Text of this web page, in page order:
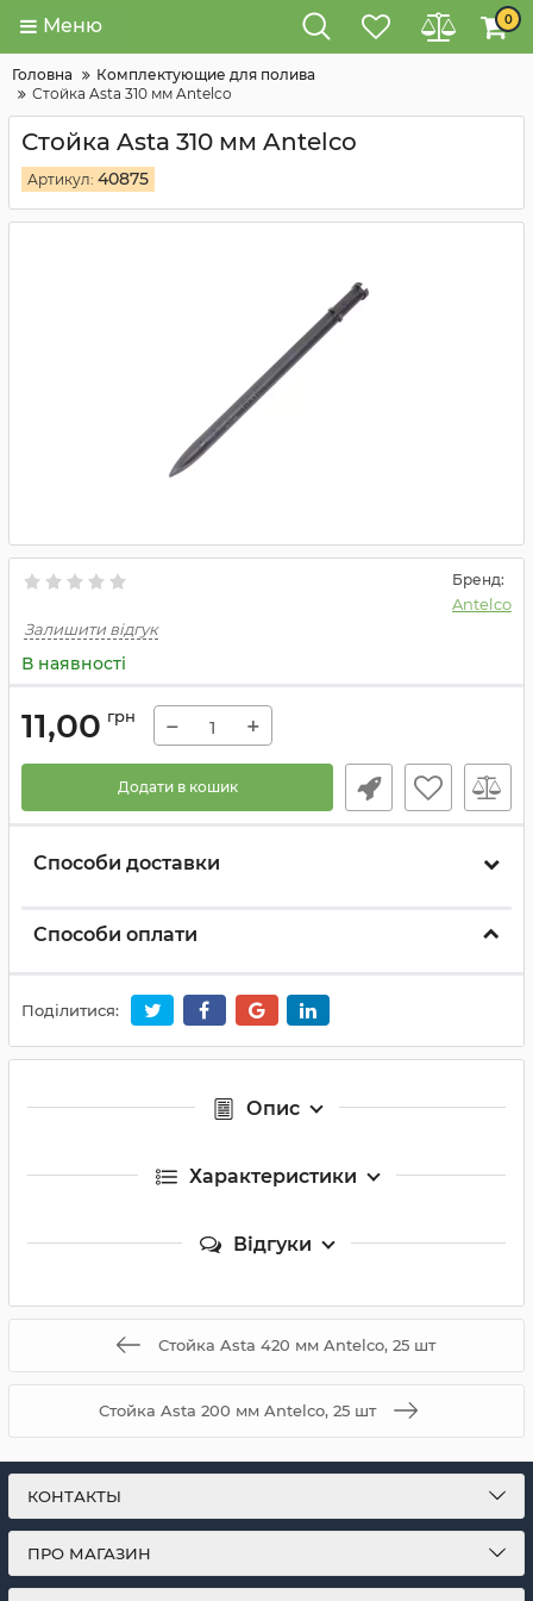
Меню 0
Головна
Комплектующие для полива
Стойка Asta 310 мм Antelco
Стойка Asta 310 мм Antelco
Артикул: 40875
Бренд:
Antelco
Залишити відгук
В наявності
11,00 грн − +
Додати в кошик
Способи доставки
Способи оплати
Поділитися:
Опис
Характеристики
Відгуки
Стойка Asta 420 мм Antelco, 25 шт
Стойка Asta 200 мм Antelco, 25 шт
КОНТАКТЫ
ПРО МАГАЗИН